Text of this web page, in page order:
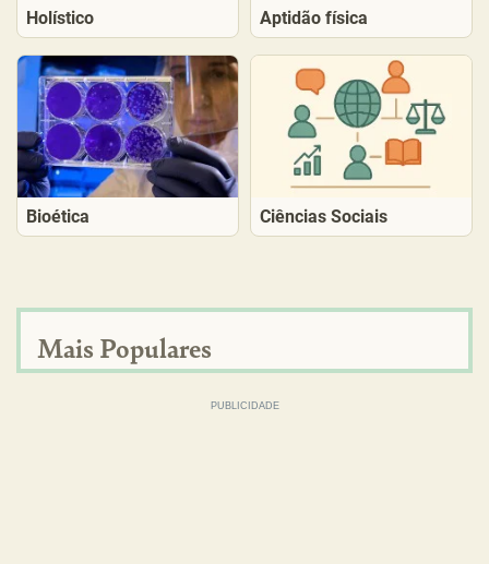
Holístico Aptidão física
Bioética Ciências Sociais
Mais Populares